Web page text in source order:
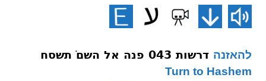
להאזנה דרשות 043 פנה אל השםֹ תשסח
Turn to Hashem